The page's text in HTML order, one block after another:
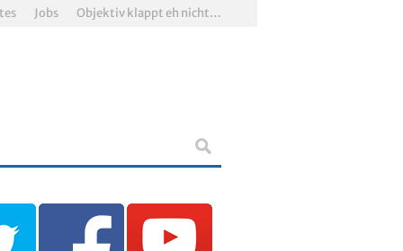
Jobs Objektiv klappt eh nicht…